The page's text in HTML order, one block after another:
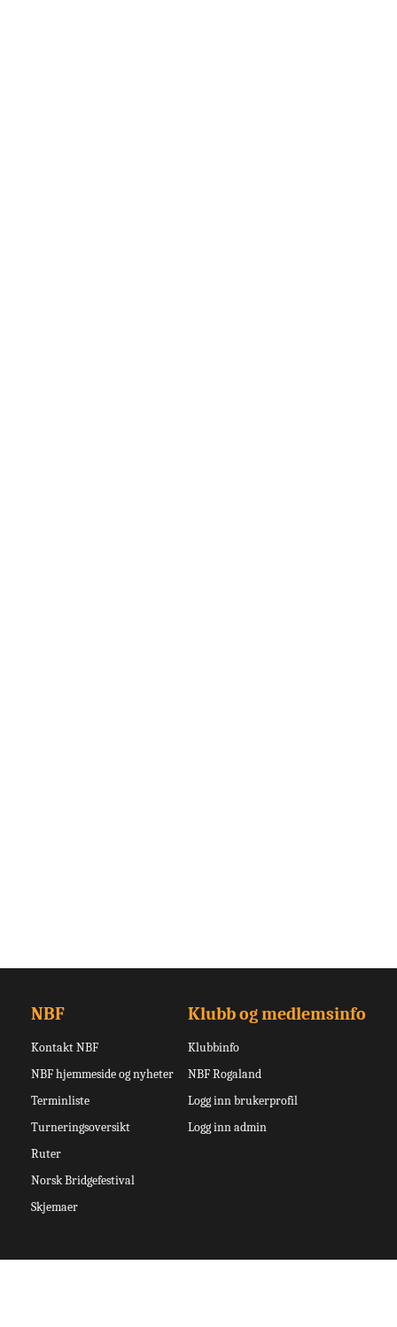
NBF
Kontakt NBF
NBF hjemmeside og nyheter
Terminliste
Turneringsoversikt
Ruter
Norsk Bridgefestival
Skjemaer
Klubb og medlemsinfo
Klubbinfo
NBF Rogaland
Logg inn brukerprofil
Logg inn admin